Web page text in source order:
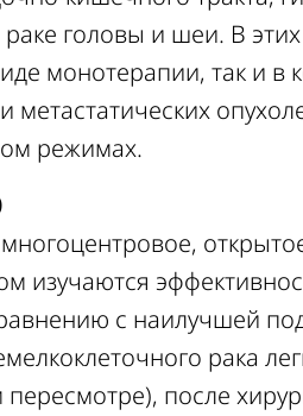
головы и шеи. В
монотерапии, так и
метастатических
режимах.
изучаются
с наилучшей
рака
после